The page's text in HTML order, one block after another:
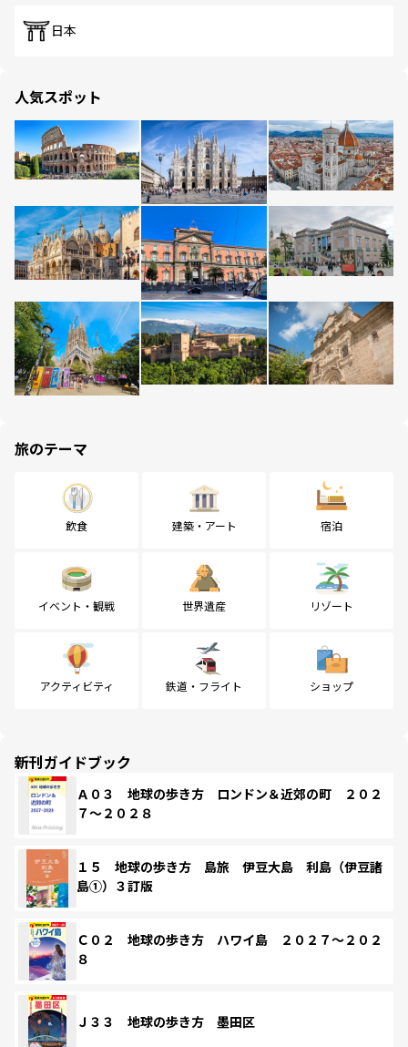
日本
人気スポット
旅のテーマ
飲食 建築・アート 宿泊
イベント・観戦 世界遺産 リゾート
アクティビティ 鉄道・フライト ショップ
新刊ガイドブック
Ａ０３ 地球の歩き方 ロンドン＆近郊の町 ２０２
７～２０２８
１５ 地球の歩き方 島旅 伊豆大島 利島（伊豆諸
島①）３訂版
Ｃ０２ 地球の歩き方 ハワイ島 ２０２７～２０２
８
Ｊ３３ 地球の歩き方 墨田区